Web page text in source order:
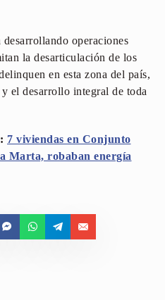
operaciones
la desarticulación de los
en esta zona del país,
el desarrollo integral de toda
7 viviendas en Conjunto
Marta, robaban energía